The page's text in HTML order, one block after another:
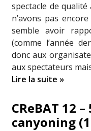
spectacle de
n’avons pas
semble avoir
(comme l’année
donc aux
aux spectateurs
Lire la suite »
CReBAT 12
canyoning